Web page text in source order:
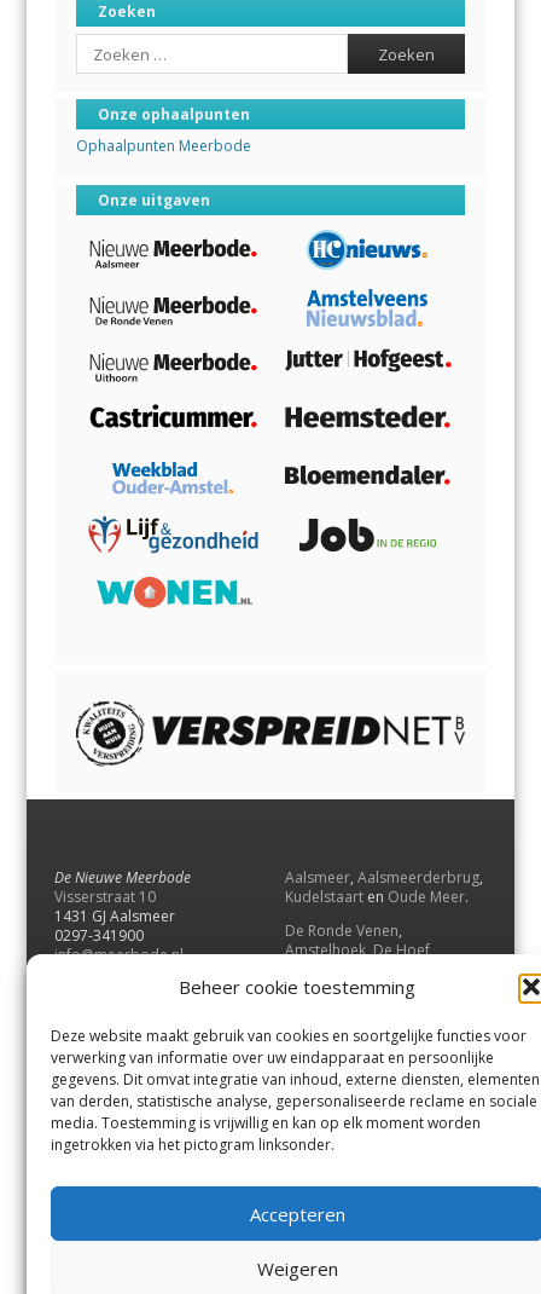
Beheer cookie toestemming
Deze website maakt gebruik van cookies en soortgelijke functies voor
verwerking van informatie over uw eindapparaat en persoonlijke
gegevens. Dit omvat integratie van inhoud, externe diensten, elementen
van derden, statistische analyse, gepersonaliseerde reclame en sociale
media. Toestemming is vrijwillig en kan op elk moment worden
ingetrokken via het pictogram linksonder.
Accepteren
Weigeren
Zoeken
Search
Onze ophaalpunten
Ophaalpunten Meerbode
Onze uitgaven
De Nieuwe Meerbode
Visserstraat 10
1431 GJ Aalsmeer
0297-341900
info@meerbode.nl
Aalsmeer, Aalsmeerderbrug,
Kudelstaart en Oude Meer.
De Ronde Venen,
Amstelhoek,De Hoef,
Vrouwenakker,Waverveen
UithoornenDe Kwakel.
Contact
Andere uitgaven
Bezorgklacht
Vacatures
Voorwaarden
Privacyverklaring